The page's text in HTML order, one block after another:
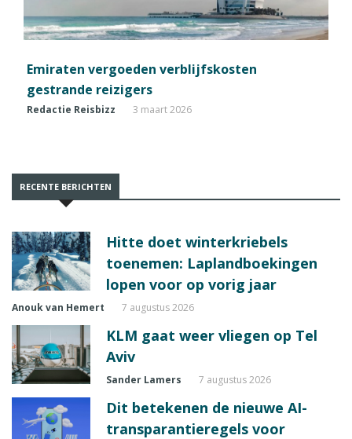
Emiraten vergoeden verblijfskosten
gestrande reizigers
Redactie Reisbizz 3 maart 2026
RECENTE BERICHTEN
Hitte doet winterkriebels
toenemen: Laplandboekingen
lopen voor op vorig jaar
Anouk van Hemert 7 augustus 2026
KLM gaat weer vliegen op Tel
Aviv
Sander Lamers 7 augustus 2026
Dit betekenen de nieuwe AI-
transparantieregels voor